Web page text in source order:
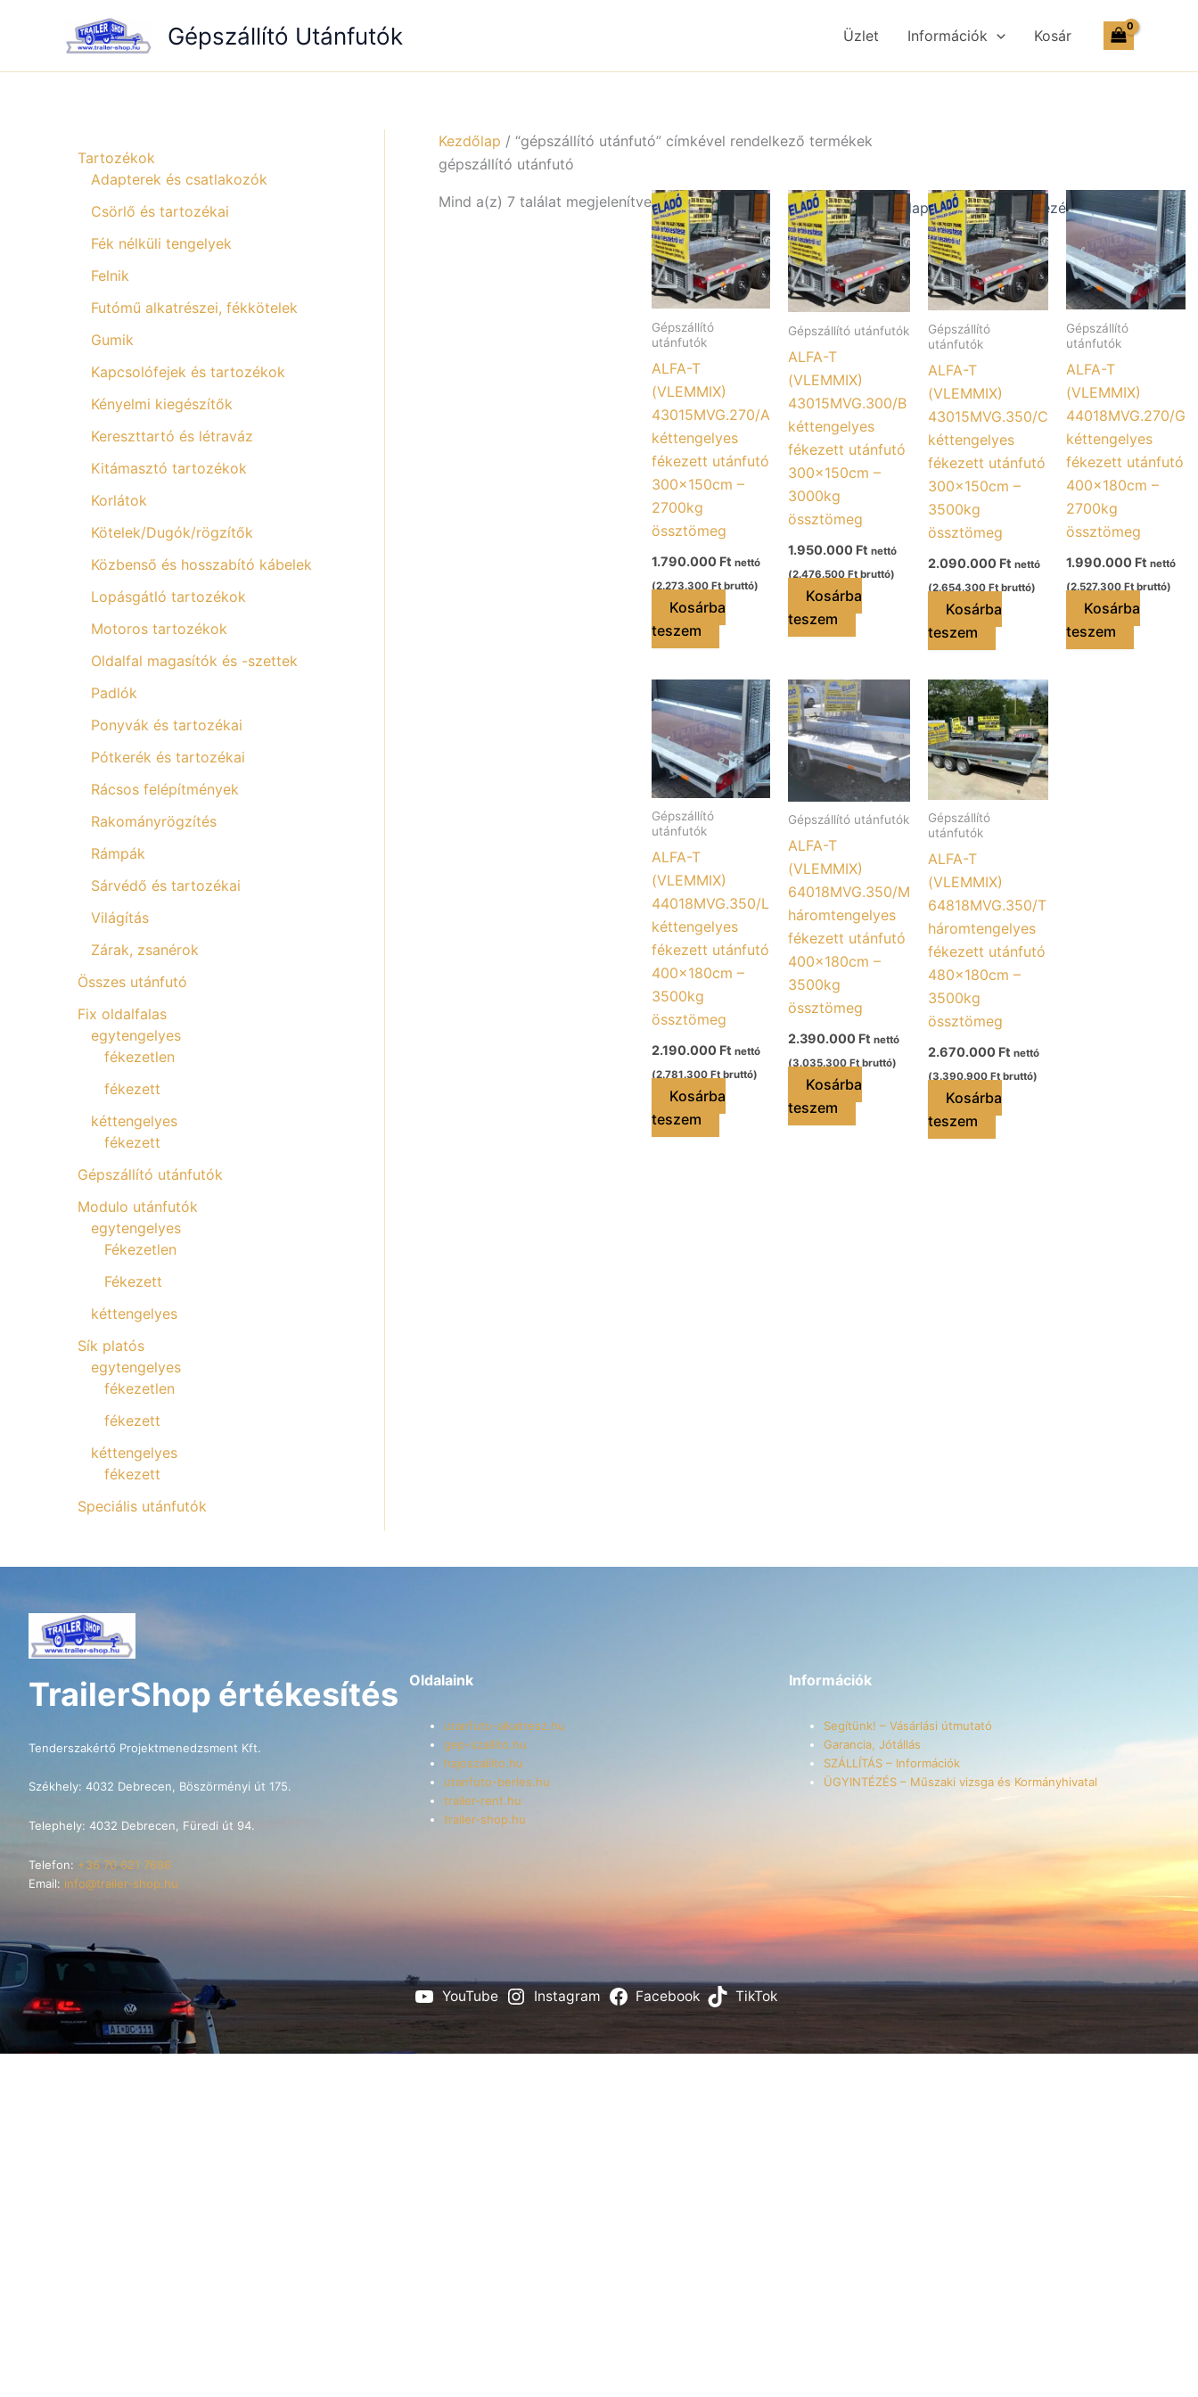
Gépszállító Utánfutók Üzlet Információk Kosár
Tartozékok
Adapterek és csatlakozók
Csörlő és tartozékai
Fék nélküli tengelyek
Felnik
Futómű alkatrészei, fékkötelek
Gumik
Kapcsolófejek és tartozékok
Kényelmi kiegészítők
Kereszttartó és létraváz
Kitámasztó tartozékok
Korlátok
Kötelek/Dugók/rögzítők
Közbenső és hosszabító kábelek
Lopásgátló tartozékok
Motoros tartozékok
Oldalfal magasítók és -szettek
Padlók
Ponyvák és tartozékai
Pótkerék és tartozékai
Rácsos felépítmények
Rakományrögzítés
Rámpák
Sárvédő és tartozékai
Világítás
Zárak, zsanérok
Összes utánfutó
Fix oldalfalas
egytengelyes
fékezetlen
fékezett
kéttengelyes
fékezett
Gépszállító utánfutók
Modulo utánfutók
egytengelyes
Fékezetlen
Fékezett
kéttengelyes
Sík platós
egytengelyes
fékezetlen
fékezett
kéttengelyes
fékezett
Speciális utánfutók
Kezdőlap / “gépszállító utánfutó” címkével rendelkező termékek
gépszállító utánfutó
Mind a(z) 7 találat megjelenítve
Gépszállító
utánfutók
ALFA-T
(VLEMMIX)
43015MVG.270/A
kéttengelyes
fékezett utánfutó
300x150cm –
2700kg
össztömeg
1.790.000 Ft nettó
(2.273.300 Ft bruttó)
Kosárba
teszem
Gépszállító utánfutók
ALFA-T
(VLEMMIX)
43015MVG.300/B
kéttengelyes
fékezett utánfutó
300x150cm –
3000kg
össztömeg
1.950.000 Ft nettó
(2.476.500 Ft bruttó)
Kosárba
teszem
Gépszállító
utánfutók
ALFA-T
(VLEMMIX)
43015MVG.350/C
kéttengelyes
fékezett utánfutó
300x150cm –
3500kg
össztömeg
2.090.000 Ft nettó
(2.654.300 Ft bruttó)
Kosárba
teszem
Gépszállító
utánfutók
ALFA-T
(VLEMMIX)
44018MVG.270/G
kéttengelyes
fékezett utánfutó
400x180cm –
2700kg
össztömeg
1.990.000 Ft nettó
(2.527.300 Ft bruttó)
Kosárba
teszem
Gépszállító
utánfutók
ALFA-T
(VLEMMIX)
44018MVG.350/L
kéttengelyes
fékezett utánfutó
400x180cm –
3500kg
össztömeg
2.190.000 Ft nettó
(2.781.300 Ft bruttó)
Kosárba
teszem
Gépszállító utánfutók
ALFA-T
(VLEMMIX)
64018MVG.350/M
háromtengelyes
fékezett utánfutó
400x180cm –
3500kg
össztömeg
2.390.000 Ft nettó
(3.035.300 Ft bruttó)
Kosárba
teszem
Gépszállító
utánfutók
ALFA-T
(VLEMMIX)
64818MVG.350/T
háromtengelyes
fékezett utánfutó
480x180cm –
3500kg
össztömeg
2.670.000 Ft nettó
(3.390.900 Ft bruttó)
Kosárba
teszem
TrailerShop értékesítés
Tenderszakértő Projektmenedzsment Kft.
Székhely: 4032 Debrecen, Böszörményi út 175.
Telephely: 4032 Debrecen, Füredi út 94.
Telefon: +36 70 621 7696
Email: info@trailer-shop.hu
Oldalaink
utanfuto-alkatresz.hu
gep-szallito.hu
hajoszallito.hu
utanfuto-berles.hu
trailer-rent.hu
trailer-shop.hu
Információk
Segítünk! – Vásárlási útmutató
Garancia, Jótállás
SZÁLLÍTÁS – Információk
ÜGYINTÉZÉS – Műszaki vizsga és Kormányhivatal
YouTube Instagram Facebook TikTok